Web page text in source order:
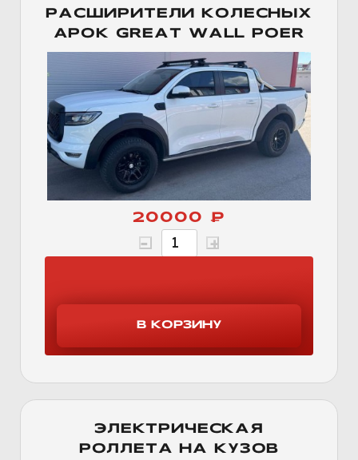
РАСШИРИТЕЛИ КОЛЕСНЫХ
АРОК GREAT WALL POER
20000 ₽
ЭЛЕКТРИЧЕСКАЯ
РОЛЛЕТА НА КУЗОВ